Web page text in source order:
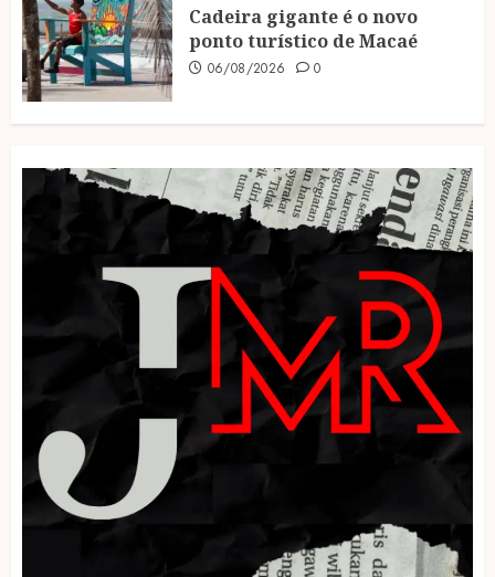
Cadeira gigante é o novo
ponto turístico de Macaé
06/08/2026 0